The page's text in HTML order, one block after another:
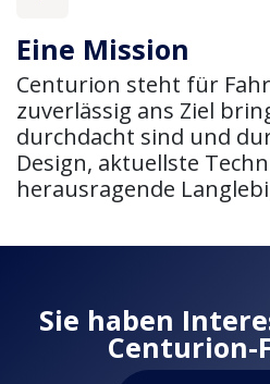
Eine Mission
Centurion steht für
zuverlässig ans Ziel
durchdacht sind und
Design, aktuellste
herausragende
Sie haben
Centurion-